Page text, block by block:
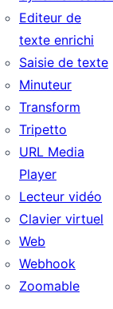
Editeur de
texte enrichi
Saisie de texte
Minuteur
Transform
Tripetto
URL Media
Player
Lecteur vidéo
Clavier virtuel
Web
Webhook
Zoomable